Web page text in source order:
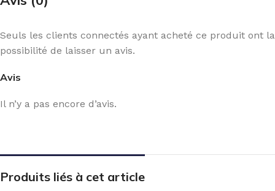
Avis
Il n’y a pas encore d’avis.
Seuls les clients connectés ayant acheté ce produit ont la
possibilité de laisser un avis.
Produits liés à cet article